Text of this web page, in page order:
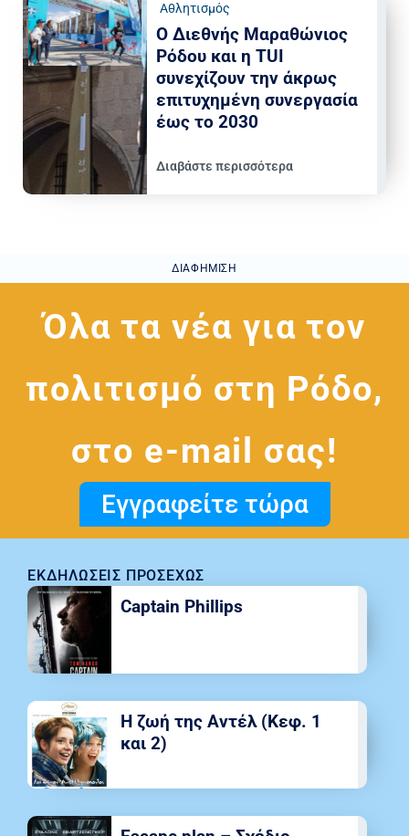
Αθλητισμός
Ο Διεθνής Μαραθώνιος
Ρόδου και η TUI
συνεχίζουν την άκρως
επιτυχημένη συνεργασία
έως το 2030
Διαβάστε περισσότερα
ΔΙΑΦΉΜΙΣΗ
Όλα τα νέα για τον
πολιτισμό στη Ρόδο,
στο e-mail σας!
Εγγραφείτε τώρα
ΕΚΔΗΛΏΣΕΙΣ ΠΡΟΣΕΧΏΣ
Captain Phillips
Η ζωή της Αντέλ (Κεφ. 1
και 2)